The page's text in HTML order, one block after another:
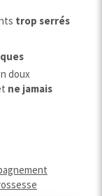
trop serrés
doux
ne jamais